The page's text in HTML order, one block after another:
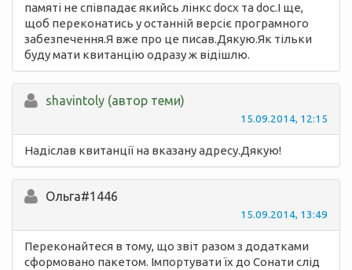
памяті не співпадає якийсь лінкс docx та doc.І ще,
щоб переконатись у останній версіє програмного
забезпечення.Я вже про це писав.Дякую.Як тільки
буду мати квитанцію одразу ж відішлю.
shavintoly (автор теми)
15.09.2014, 12:15
Надіслав квитанції на вказану адресу.Дякую!
Ольга#1446
15.09.2014, 13:49
Переконайтеся в тому, що звіт разом з додатками
сформовано пакетом. Імпортувати їх до Сонати слід